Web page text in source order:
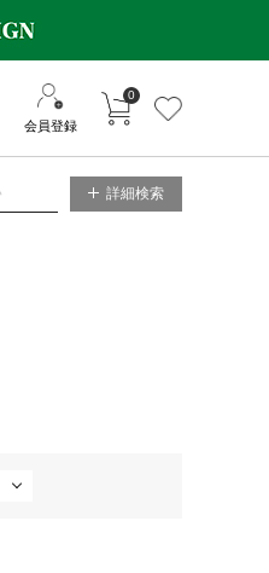
会員登録
カートに入れる
0
詳細検索